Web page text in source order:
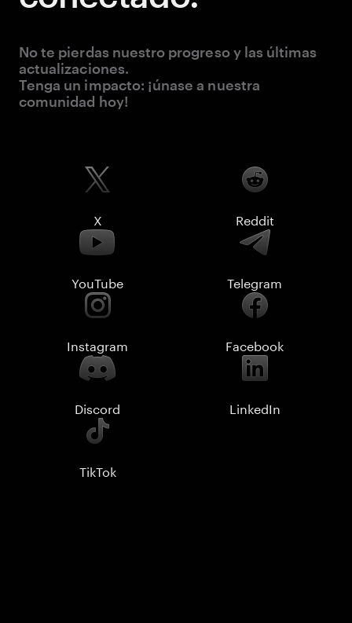
No te pierdas nuestro progreso y las últimas
actualizaciones.
Tenga un impacto: ¡únase a nuestra
comunidad hoy!
X Reddit
YouTube Telegram
Instagram Facebook
Discord LinkedIn
TikTok